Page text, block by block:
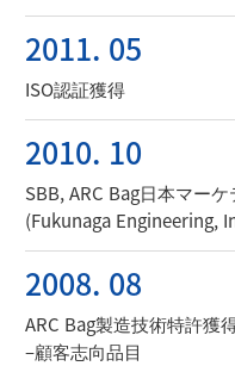
2011. 05
ISO認証獲得
2010. 10
SBB, ARC Bag日本マー
(Fukunaga Engineering,
2008. 08
ARC Bag製造技術特許獲
–顧客志向品目